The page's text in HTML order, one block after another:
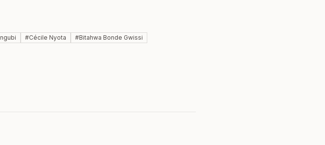
#Cécile Nyota #Bitahwa Bonde Gwissi